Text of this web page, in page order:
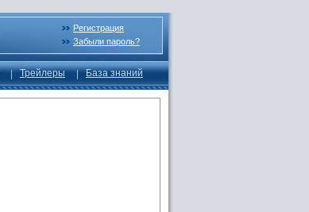
Регистрация
Забыли пароль?
Трейлеры База знаний